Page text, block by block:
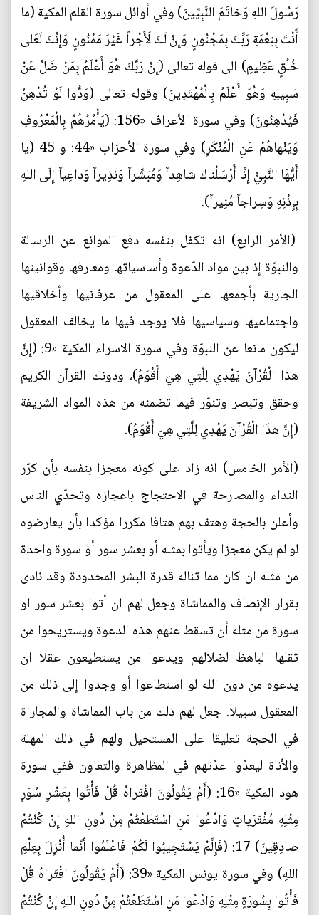
رَسُولَ اللهِ وَخاتَمَ النَّبِيِّينَ) وفي أوائل سورة القلم المكية (ما
أَنْتَ بِنِعْمَةِ رَبِّكَ بِمَجْنُونٍ وَإِنَّ لَكَ لَأَجْراً غَيْرَ مَمْنُونٍ وَإِنَّكَ لَعَلى
خُلُقٍ عَظِيمٍ) الى قوله تعالى (إِنَّ رَبَّكَ هُوَ أَعْلَمُ بِمَنْ ضَلَّ عَنْ
سَبِيلِهِ وَهُوَ أَعْلَمُ بِالْمُهْتَدِينَ) وقوله تعالى (وَدُّوا لَوْ تُدْهِنُ
فَيُدْهِنُونَ) وفي سورة الأعراف «156: (يَأْمُرُهُمْ بِالْمَعْرُوفِ
وَيَنْهاهُمْ عَنِ الْمُنْكَرِ) وفي سورة الأحزاب «44: و 45 (يا
أَيُّهَا النَّبِيُّ إِنَّا أَرْسَلْناكَ شاهِداً وَمُبَشِّراً وَنَذِيراً وَداعِياً إِلَى اللهِ
بِإِذْنِهِ وَسِراجاً مُنِيراً).
(الأمر الرابع) انه تكفل بنفسه دفع الموانع عن الرسالة
والنبوّة إذ بين مواد الدّعوة وأساسياتها ومعارفها وقوانينها
الجارية بأجمعها على المعقول من عرفانيها وأخلاقيها
واجتماعيها وسياسيها فلا يوجد فيها ما يخالف المعقول
ليكون مانعا عن النبوّة وفي سورة الاسراء المكية «9: (إِنَّ
هذَا الْقُرْآنَ يَهْدِي لِلَّتِي هِيَ أَقْوَمُ)، ودونك القرآن الكريم
وحقق وتبصر وتنوّر فيما تضمنه من هذه المواد الشريفة
(إِنَّ هذَا الْقُرْآنَ يَهْدِي لِلَّتِي هِيَ أَقْوَمُ).
(الأمر الخامس) انه زاد على كونه معجزا بنفسه بأن كرّر
النداء والمصارحة في الاحتجاج باعجازه وتحدّي الناس
وأعلن بالحجة وهتف بهم هتافا مكررا مؤكدا بأن يعارضوه
لو لم يكن معجزا ويأتوا بمثله أو بعشر سور أو سورة واحدة
من مثله ان كان مما تناله قدرة البشر المحدودة وقد نادى
بقرار الإنصاف والمماشاة وجعل لهم ان أتوا بعشر سور او
سورة من مثله أن تسقط عنهم هذه الدعوة ويستريحوا من
ثقلها الباهظ لضلالهم ويدعوا من يستطيعون عقلا ان
يدعوه من دون الله لو استطاعوا أو وجدوا إلى ذلك من
المعقول سبيلا. جعل لهم ذلك من باب المماشاة والمجاراة
في الحجة تعليقا على المستحيل ولهم في ذلك المهلة
والأناة ليعدّوا عدّتهم في المظاهرة والتعاون ففي سورة
هود المكية «16: (أَمْ يَقُولُونَ افْتَراهُ قُلْ فَأْتُوا بِعَشْرِ سُوَرٍ
مِثْلِهِ مُفْتَرَياتٍ وَادْعُوا مَنِ اسْتَطَعْتُمْ مِنْ دُونِ اللهِ إِنْ كُنْتُمْ
صادِقِينَ) 17: (فَإِلَّمْ يَسْتَجِيبُوا لَكُمْ فَاعْلَمُوا أَنَّما أُنْزِلَ بِعِلْمِ
اللهِ) وفي سورة يونس المكية «39: (أَمْ يَقُولُونَ افْتَراهُ قُلْ
فَأْتُوا بِسُورَةٍ مِثْلِهِ وَادْعُوا مَنِ اسْتَطَعْتُمْ مِنْ دُونِ اللهِ إِنْ كُنْتُمْ